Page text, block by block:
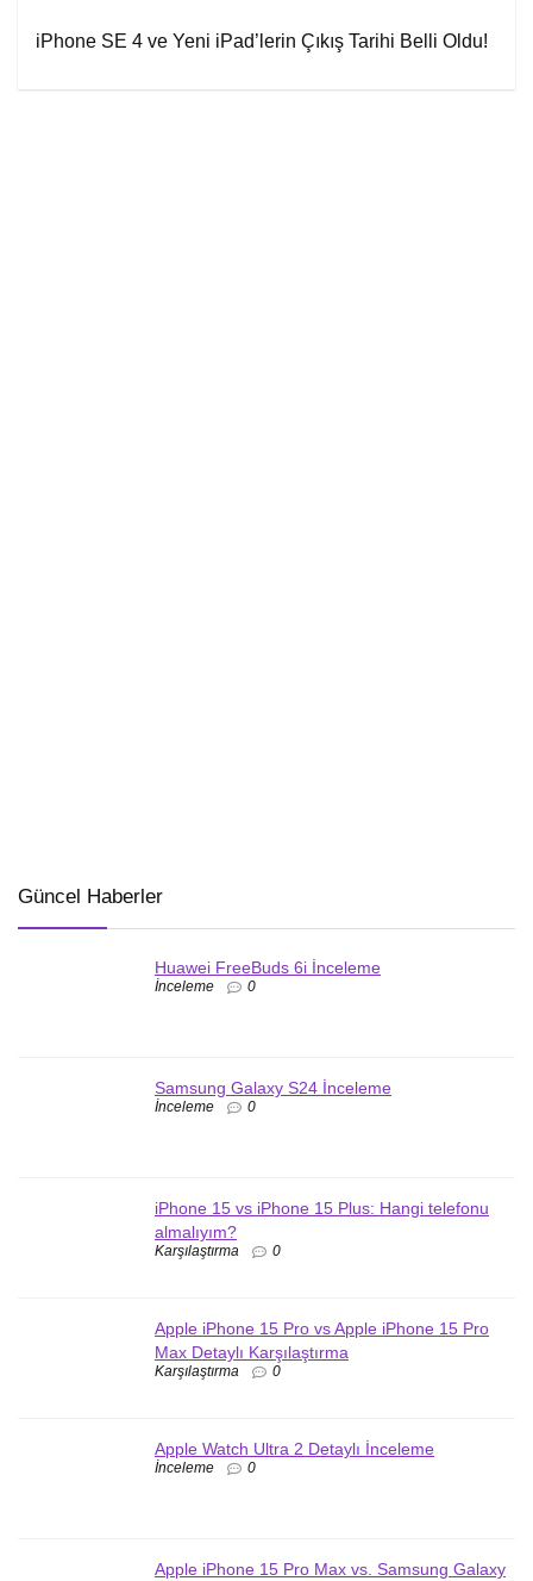
iPhone SE 4 ve Yeni iPad’lerin Çıkış Tarihi Belli Oldu!
Güncel Haberler
Huawei FreeBuds 6i İnceleme
İnceleme 0
Samsung Galaxy S24 İnceleme
İnceleme 0
iPhone 15 vs iPhone 15 Plus: Hangi telefonu
almalıyım?
Karşılaştırma 0
Apple iPhone 15 Pro vs Apple iPhone 15 Pro
Max Detaylı Karşılaştırma
Karşılaştırma 0
Apple Watch Ultra 2 Detaylı İnceleme
İnceleme 0
Apple iPhone 15 Pro Max vs. Samsung Galaxy